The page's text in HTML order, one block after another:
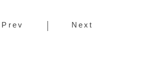
Prev Next